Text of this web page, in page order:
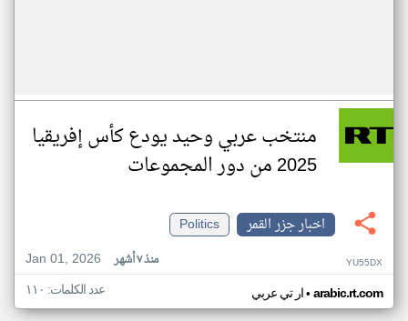
منتخب عربي وحيد يودع كأس إفريقيا
2025 من دور المجموعات
اخبار جزر القمر
Politics
Jan 01, 2026
منذ ٧ أشهر YU55DX
ار تي عربي• arabic.rt.com عدد الكلمات: ١١٠